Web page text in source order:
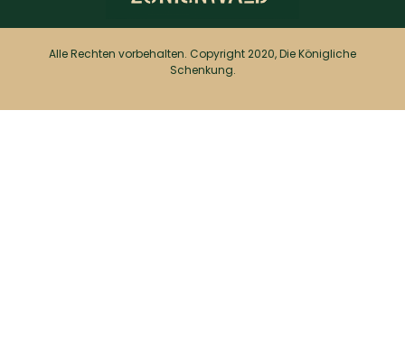
Alle Rechten vorbehalten. Copyright 2020, Die Königliche
Schenkung.